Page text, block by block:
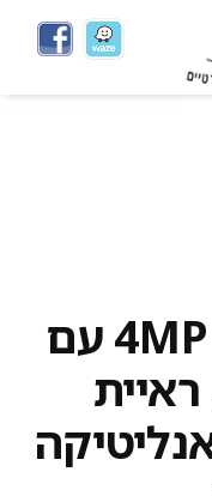
מצלמת אבטחה 4MP עם